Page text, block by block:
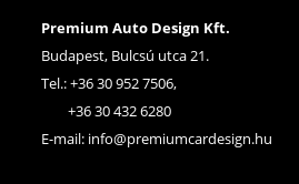
Premium Auto Design Kft.
Budapest, Bulcsú utca 21.
Tel.: +36 30 952 7506,
+36 30 432 6280
E-mail: info@premiumcardesign.hu